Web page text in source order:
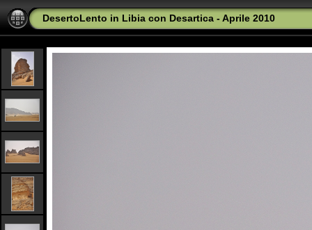
DesertoLento in Libia con Desartica - Aprile 2010